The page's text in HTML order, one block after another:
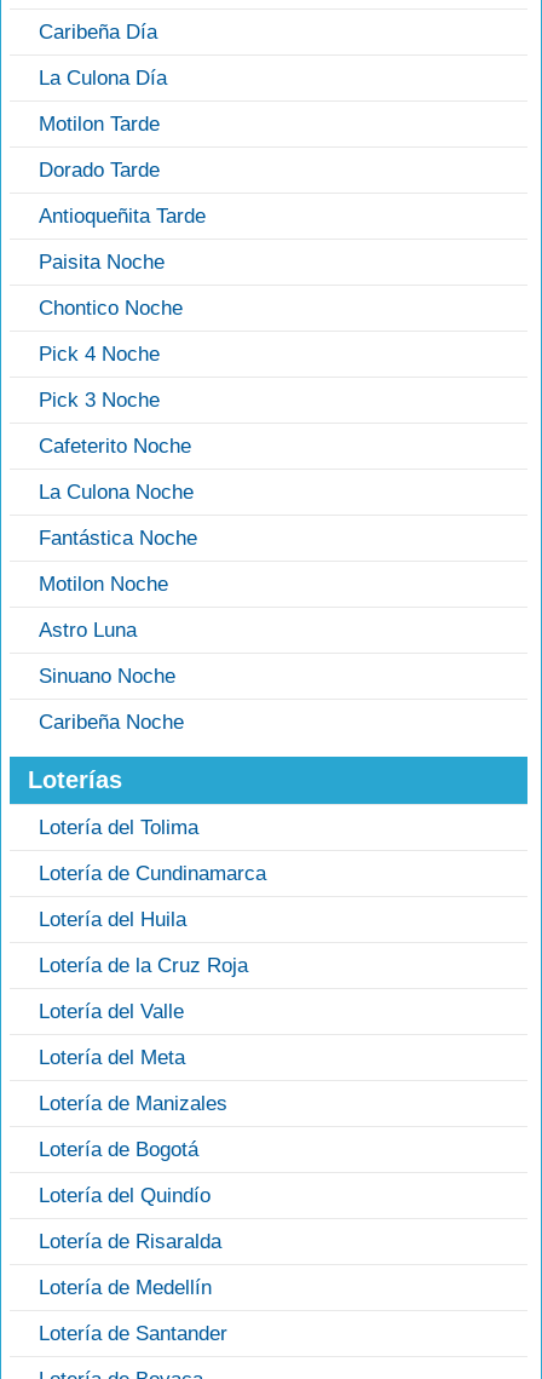
Caribeña Día
La Culona Día
Motilon Tarde
Dorado Tarde
Antioqueñita Tarde
Paisita Noche
Chontico Noche
Pick 4 Noche
Pick 3 Noche
Cafeterito Noche
La Culona Noche
Fantástica Noche
Motilon Noche
Astro Luna
Sinuano Noche
Caribeña Noche
Loterías
Lotería del Tolima
Lotería de Cundinamarca
Lotería del Huila
Lotería de la Cruz Roja
Lotería del Valle
Lotería del Meta
Lotería de Manizales
Lotería de Bogotá
Lotería del Quindío
Lotería de Risaralda
Lotería de Medellín
Lotería de Santander